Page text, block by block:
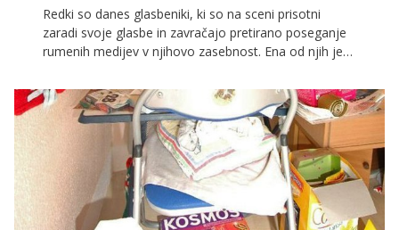
Redki so danes glasbeniki, ki so na sceni prisotni
zaradi svoje glasbe in zavračajo pretirano poseganje
rumenih medijev v njihovo zasebnost. Ena od njih je
uspelo s prepričljivimi glasbenimi izdelki in
skrivnostnostjo zavzeti prav poseben prostor v
slovenski glasbi.